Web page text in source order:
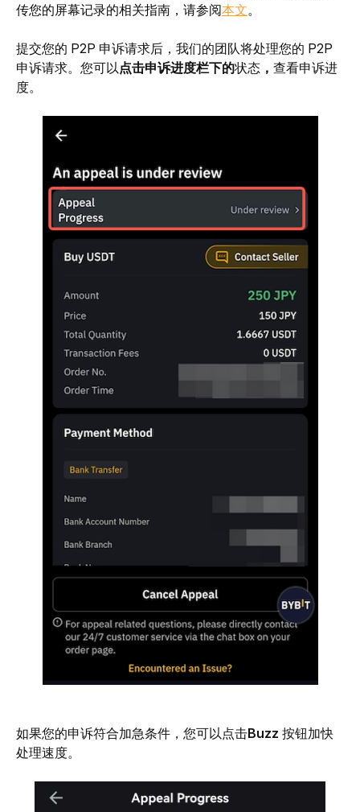
传您的屏幕记录的相关指南，请参阅本文。
提交您的 P2P 申诉请求后，我们的团队将处理您的 P2P
申诉请求。您可以 点击申诉进度栏下的状态 ， 查看申诉进
度。
如果您的申诉符合加急条件，您可以点击Buzz 按钮加快
处理速度。